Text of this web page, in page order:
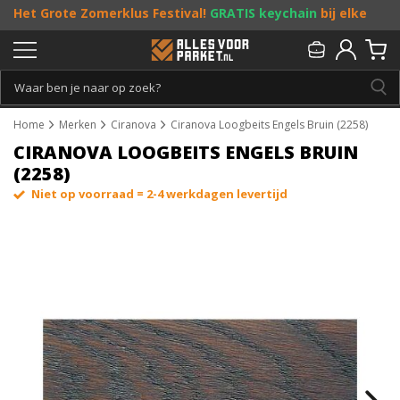
Het Grote Zomerklus Festival! GRATIS keychain bij elke
bestelling vanaf €25, entoffe acties! Doe je mee?
Persoonlijk & gratis advies:013 - 207 00 01
Home Merken Ciranova Ciranova Loogbeits Engels Bruin (2258)
CIRANOVA LOOGBEITS ENGELS BRUIN
(2258)
Niet op voorraad = 2-4 werkdagen levertijd